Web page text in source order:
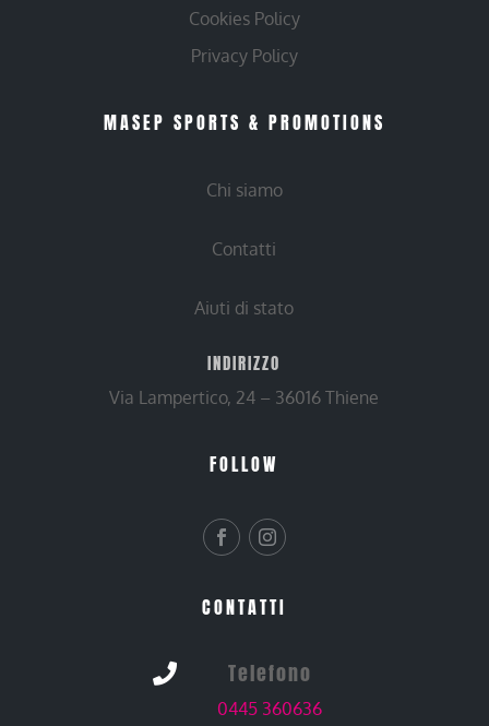
Cookies Policy
Privacy Policy
MASEP SPORTS & PROMOTIONS
Chi siamo
Contatti
Aiuti di stato
INDIRIZZO
Via Lampertico, 24 – 36016 Thiene
FOLLOW
CONTATTI
 Telefono
0445 360636